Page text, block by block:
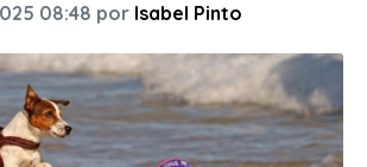
08:48 por Isabel Pinto